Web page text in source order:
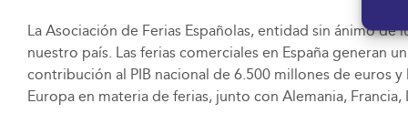
La Asociación de Ferias Españolas, entidad sin ánimo
nuestro país. Las ferias comerciales en España
contribución al PIB nacional de 6.500 millones de euros
Europa en materia de ferias, junto con Alemania, Francia,